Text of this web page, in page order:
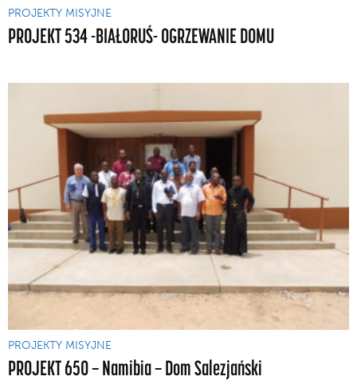
PROJEKTY MISYJNE
PROJEKT 534 -BIAŁORUŚ- OGRZEWANIE DOMU
PROJEKTY MISYJNE
PROJEKT 650 — Namibia — Dom Salezjański